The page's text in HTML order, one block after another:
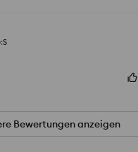
:S
Bewertungen anzeigen